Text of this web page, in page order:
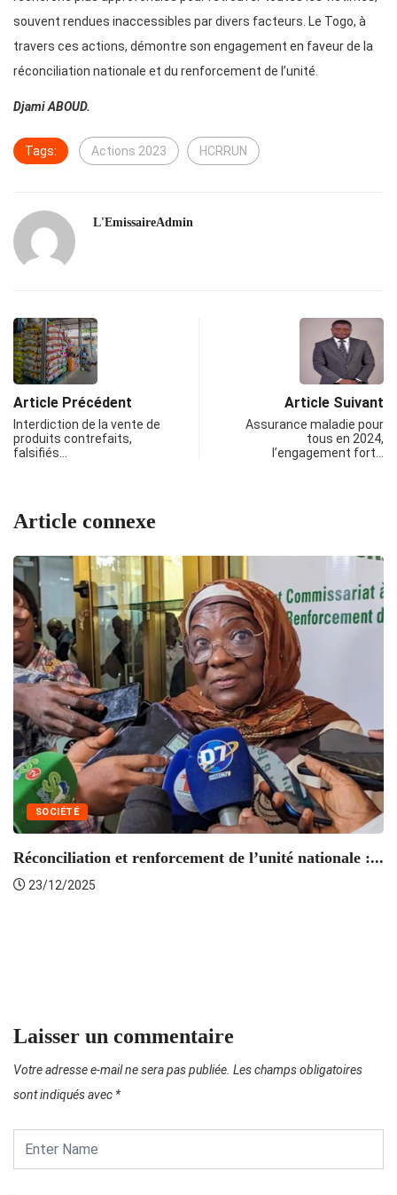
souvent rendues inaccessibles par divers facteurs. Le Togo, à
travers ces actions, démontre son engagement en faveur de la
réconciliation nationale et du renforcement de l’unité.
Djami ABOUD.
Tags: Actions 2023 HCRRUN
L'EmissaireAdmin
Article Précédent
Interdiction de la vente de
produits contrefaits,
falsifiés…
Article Suivant
Assurance maladie pour
tous en 2024,
l’engagement fort…
Article connexe
SOCIÉTÉ
Réconciliation et renforcement de l’unité nationale :...
23/12/2025
Laisser un commentaire
Votre adresse e-mail ne sera pas publiée. Les champs obligatoires
sont indiqués avec *